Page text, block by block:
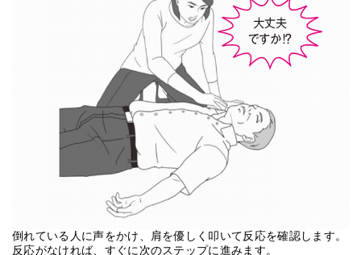
倒れている人に声をかけ、肩を優しく叩いて反応を確認します。
反応がなければ、すぐに次のステップに進みます。